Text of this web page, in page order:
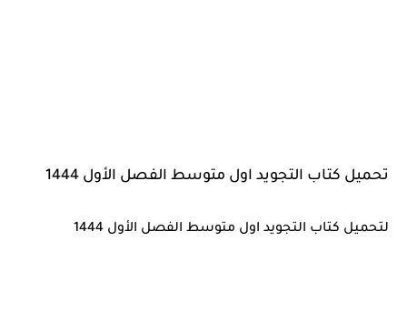
تحميل كتاب التجويد اول متوسط الفصل الأول 1444
لتحميل كتاب التجويد اول متوسط الفصل الأول 1444